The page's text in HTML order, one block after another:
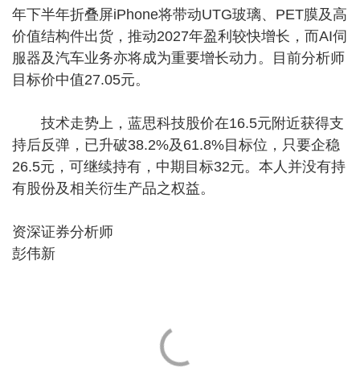
年下半年折叠屏iPhone将带动UTG玻璃、PET膜及高
价值结构件出货，推动2027年盈利较快增长，而AI伺
服器及汽车业务亦将成为重要增长动力。目前分析师
目标价中值27.05元。
技术走势上，蓝思科技股价在16.5元附近获得支
持后反弹，已升破38.2%及61.8%目标位，只要企稳
26.5元，可继续持有，中期目标32元。本人并没有持
有股份及相关衍生产品之权益。
资深证券分析师
彭伟新